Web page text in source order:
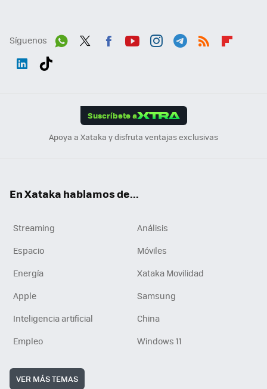
Síguenos
Suscríbete a
Apoya a Xataka y disfruta ventajas exclusivas
En Xataka hablamos de...
Streaming
Análisis
Espacio
Móviles
Energía
Xataka Movilidad
Apple
Samsung
Inteligencia artificial
China
Empleo
Windows 11
VER MÁS TEMAS